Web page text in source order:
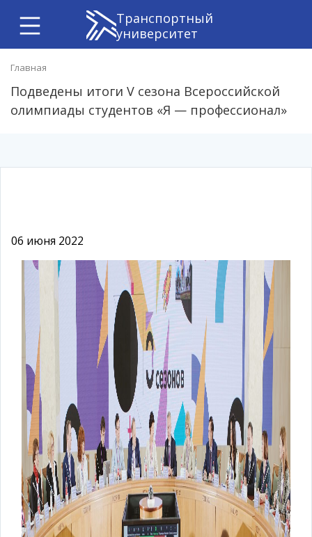
Транспортный
университет
Главная
Подведены итоги V сезона Всероссийской
олимпиады студентов «Я — профессионал»
06 июня 2022